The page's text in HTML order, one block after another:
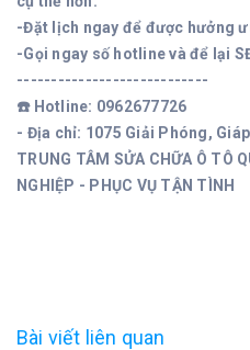
-Đặt lịch ngay để được hưởng
-Gọi ngay số hotline và để lại
----------------------------
☎️ Hotline: 0962677726
- Địa chỉ: 1075 Giải Phóng,
TRUNG TÂM SỬA CHỮA Ô TÔ
NGHIỆP - PHỤC VỤ TẬN TÌNH
Bài viết liên quan